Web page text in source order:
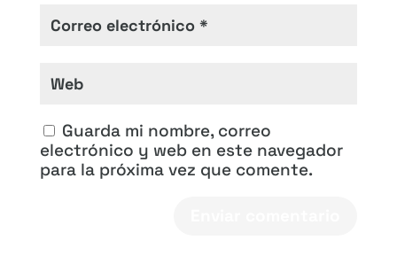
Guarda mi nombre, correo
electrónico y web en este navegador
para la próxima vez que comente.